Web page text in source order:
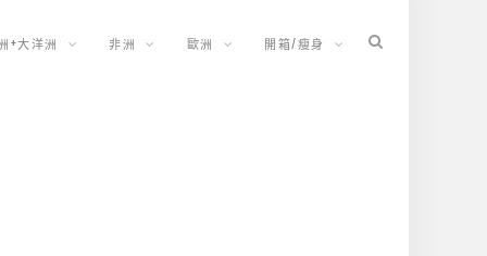
+大洋洲 非洲 歐洲 開箱/瘦身